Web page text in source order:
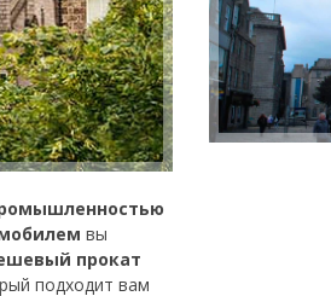
вы
прокат
подходит вам